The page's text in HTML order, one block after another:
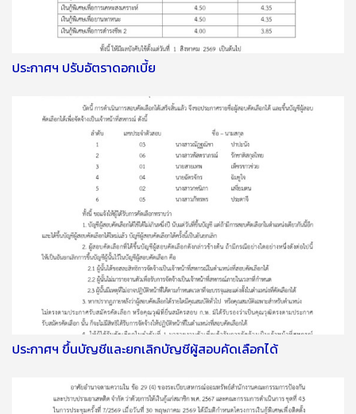
ประกาศฯ ปรับอัตราดอกเบี้ย
ประกาศฯ ขึ้นบัญชีและยกเลิกบัญชีผู้สอบคัดเลือกได้